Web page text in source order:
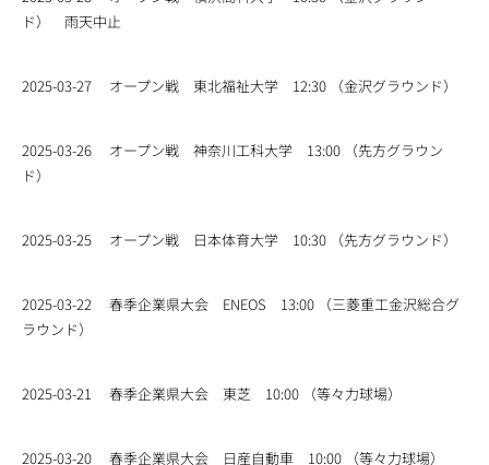
ド） 雨天中止
2025-03-27 オープン戦 東北福祉大学 12:30 （金沢グラウンド）
2025-03-26
オープン戦 神奈川工科大学 13:00 （先方グラウン
ド）
2025-03-25 オープン戦 日本体育大学 10:30 （先方グラウンド）
2025-03-22
春季企業県大会 ENEOS 13:00 （三菱重工金沢総合グ
ラウンド）
2025-03-21 春季企業県大会 東芝 10:00 （等々力球場）
2025-03-20 春季企業県大会 日産自動車 10:00 （等々力球場）